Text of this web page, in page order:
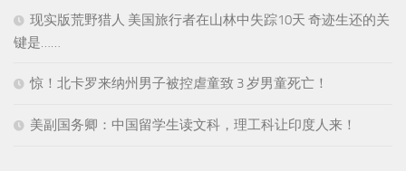
现实版荒野猎人 美国旅行者在山林中失踪10天 奇迹生还的关
键是……
惊！北卡罗来纳州男子被控虐童致 3 岁男童死亡！
美副国务卿：中国留学生读文科，理工科让印度人来！